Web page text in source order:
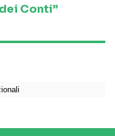
Conti”